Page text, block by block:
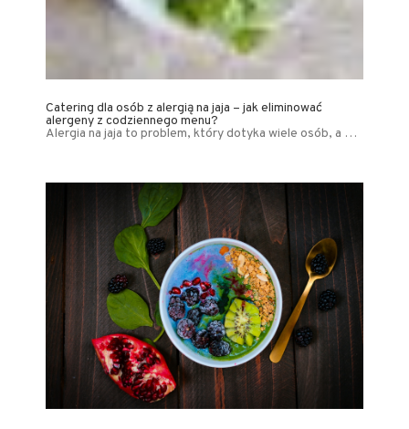
Catering dla osób z alergią na jaja – jak eliminować
alergeny z codziennego menu?
Alergia na jaja to problem, który dotyka wiele osób, a …